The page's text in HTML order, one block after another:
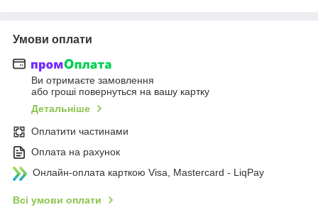
Умови оплати
Ви отримаєте замовлення
або гроші повернуться на вашу картку
Детальніше
Оплатити частинами
Оплата на рахунок
Онлайн-оплата карткою Visa, Mastercard - LiqPay
Всі умови оплати